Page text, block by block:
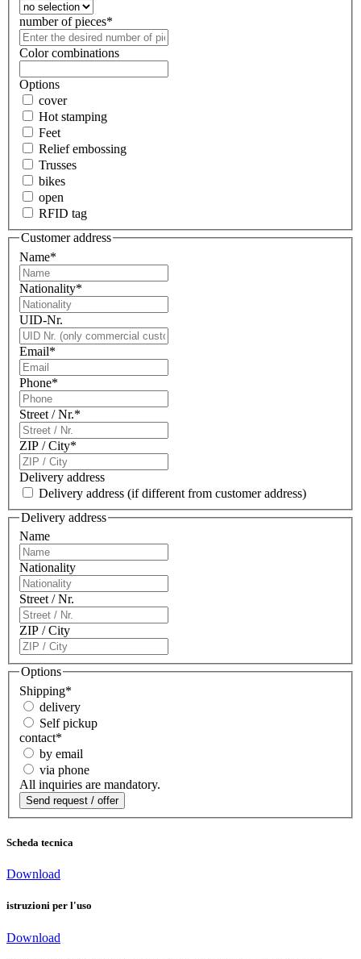
number of pieces*
Color combinations
Options
cover
Hot stamping
Feet
Relief embossing
Trusses
bikes
open
RFID tag
Customer address
Name*
Nationality*
UID-Nr.
Email*
Phone*
Street / Nr.*
ZIP / City*
Delivery address
Delivery address (if different from customer address)
Delivery address
Name
Nationality
Street / Nr.
ZIP / City
Options
Shipping*
delivery
Self pickup
contact*
by email
via phone
All inquiries are mandatory.
Scheda tecnica
Download
istruzioni per l'uso
Download